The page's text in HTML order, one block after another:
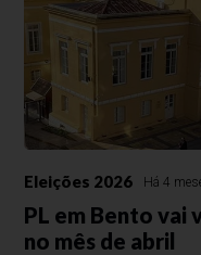
Eleições 2026 Há 4
PL em Bento vai
no mês de abril